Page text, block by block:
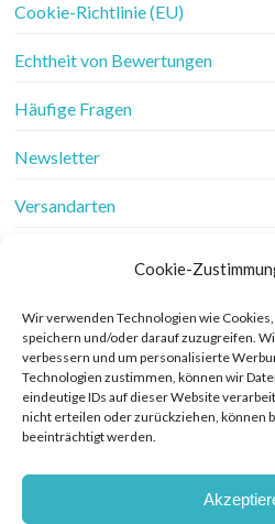
Cookie-
Wir verwenden Technologien wie
speichern und/oder darauf zuzugreifen.
verbessern und um personalisierte
Technologien zustimmen, können wir
eindeutige IDs auf dieser Website
nicht erteilen oder zurückziehen, können
beeinträchtigt werden.
Cookie-Richtlinie (EU)
Echtheit von Bewertungen
Häufige Fragen
Newsletter
Versandarten
Werbung
Widerrufsbelehrung
Zahlungsarten